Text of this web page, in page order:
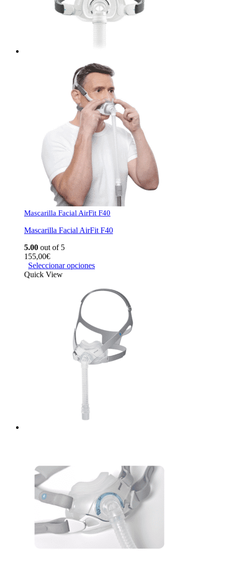
Mascarilla Facial AirFit F40
Mascarilla Facial AirFit F40
5.00 out of 5
155,00€
Seleccionar opciones
Quick View